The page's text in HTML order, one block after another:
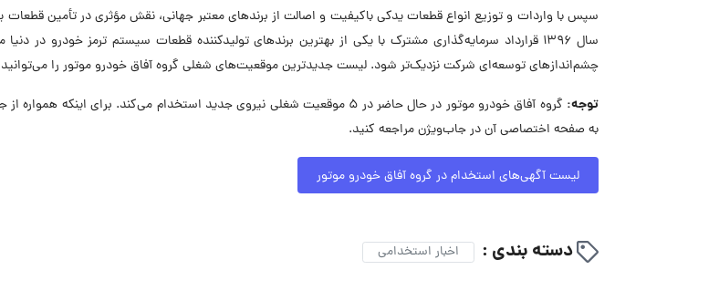
سپس با واردات و توزیع انواع قطعات یدکی باکیفیت و اصالت از برندهای معتبر جهانی، نقش مؤثری در تأمین قطعات
سال ۱۳۹۶ قرارداد سرمایه‌گذاری مشترک با یکی از بهترین برندهای تولیدکننده قطعات سیستم ترمز خودرو
چشم‌اندازهای توسعه‌ای شرکت نزدیک‌تر شود. لیست جدیدترین موقعیت‌های شغلی گروه آفاق خودرو موتور را
توجه:
گروه آفاق خودرو موتور در حال حاضر در ۵ موقعیت شغلی نیروی جدید استخدام می‌کند.
به صفحه اختصاصی آن در جاب‌ویژن مراجعه کنید.
لیست آگهی‌های استخدام در گروه آفاق خودرو موتور
دسته بندی : اخبار استخدامی